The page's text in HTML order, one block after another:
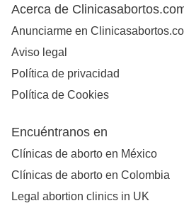
Acerca de
Anunciarme en
Aviso legal
Política de privacidad
Política de Cookies
Encuéntranos en
Clínicas de aborto en México
Clínicas de aborto en Colombia
Legal abortion clinics in UK